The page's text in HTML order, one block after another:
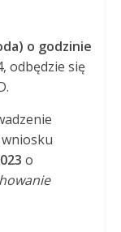
o godzinie
odbędzie się
o